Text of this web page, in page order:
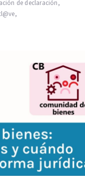
de declaración,
,